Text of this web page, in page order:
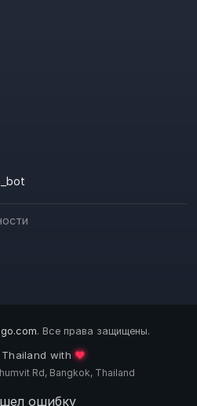
. Все права защищены.
Thailand with❤️
Rd, Bangkok, Thailand
ошибку